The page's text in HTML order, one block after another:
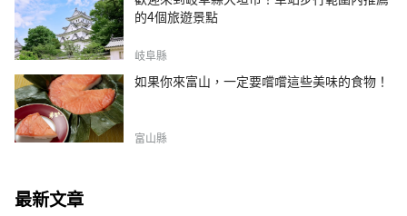
的4個旅遊景點
岐阜縣
如果你來富山，一定要嚐嚐這些美味的食物！
富山縣
最新文章